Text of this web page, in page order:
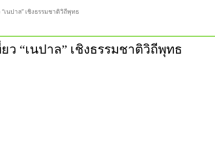
เนปาล” เชิงธรรมชาติวิถีพุทธ
ว “เนปาล” เชิงธรรมชาติวิถีพุทธ